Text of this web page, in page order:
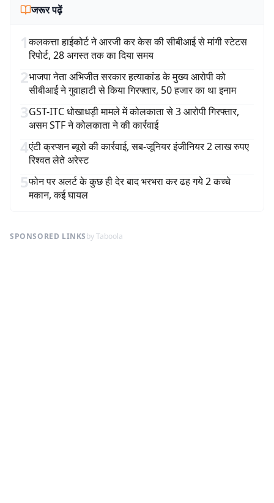
जरूर पढ़ें
1कलकत्ता हाईकोर्ट ने आरजी कर केस की सीबीआई से मांगी स्टेटस
रिपोर्ट, 28 अगस्त तक का दिया समय
2भाजपा नेता अभिजीत सरकार हत्याकांड के मुख्य आरोपी को
सीबीआई ने गुवाहाटी से किया गिरफ्तार, 50 हजार का था इनाम
3GST-ITC धोखाधड़ी मामले में कोलकाता से 3 आरोपी गिरफ्तार,
असम STF ने कोलकाता ने की कार्रवाई
4एंटी क्रप्शन ब्यूरो की कार्रवाई, सब-जूनियर इंजीनियर 2 लाख रुपए
रिश्वत लेते अरेस्ट
5फोन पर अलर्ट के कुछ ही देर बाद भरभरा कर ढह गये 2 कच्चे
मकान, कई घायल
SPONSORED LINKSby Taboola